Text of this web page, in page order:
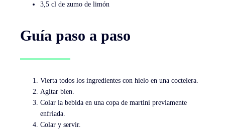
3,5 cl de zumo de limón
Guía paso a paso
Vierta todos los ingredientes con hielo en una coctelera.
Agitar bien.
Colar la bebida en una copa de martini previamente
enfriada.
Colar y servir.